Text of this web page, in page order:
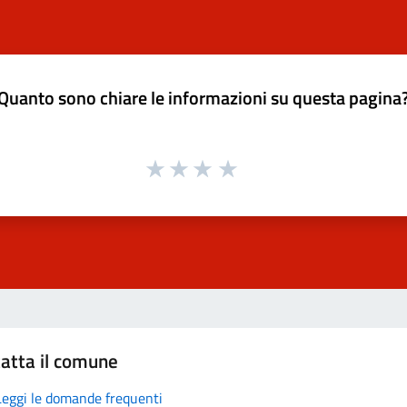
sono chiare le informazioni su questa
il comune
le domande frequenti